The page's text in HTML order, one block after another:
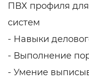
ПВХ профиля
систем
- Навыки
- Выполнение
- Умение